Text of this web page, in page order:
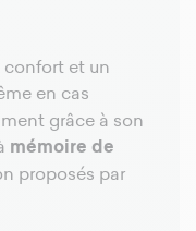
et un
en cas
grâce à son
mémoire de
proposés par